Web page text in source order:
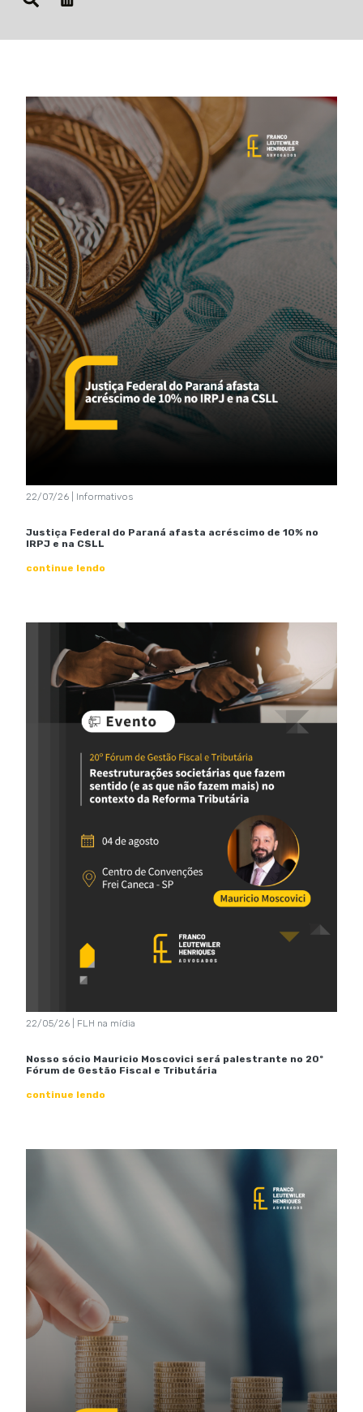
22/07/26 | Informativos
Justiça Federal do Paraná afasta acréscimo de 10% no
IRPJ e na CSLL
continue lendo
22/05/26 | FLH na mídia
Nosso sócio Mauricio Moscovici será palestrante no 20º
Fórum de Gestão Fiscal e Tributária
continue lendo